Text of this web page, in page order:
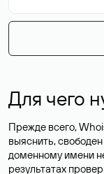
Для чего
Прежде всего,
выяснить,
доменному имени
результатах